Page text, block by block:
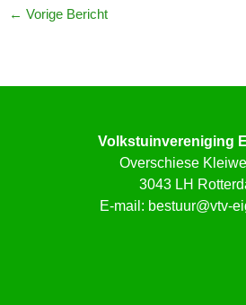
← Vorige Bericht
Volkstuinvereniging
Overschiese
3043 LH
E-mail: bestuur@vtv-